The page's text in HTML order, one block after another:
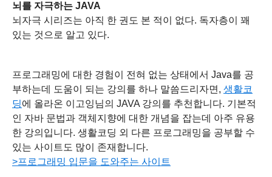
뇌를 자극하는 JAVA
뇌자극 시리즈는 아직 한 권도 본 적이 없다. 독자층이 꽤
있는 것으로 알고 있다.
프로그래밍에 대한 경험이 전혀 없는 상태에서 Java를 공
부하는데 도움이 되는 강의를 하나 말씀드리자면, 생활코
딩에 올라온 이고잉님의 JAVA 강의를 추천합니다. 기본적
인 자바 문법과 객체지향에 대한 개념을 잡는데 아주 유용
한 강의입니다. 생활코딩 외 다른 프로그래밍을 공부할 수
있는 사이트도 많이 존재합니다.
>프로그래밍 입문을 도와주는 사이트